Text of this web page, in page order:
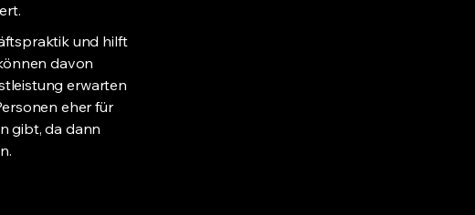
und hilft
davon
erwarten
eher für
gibt, da dann